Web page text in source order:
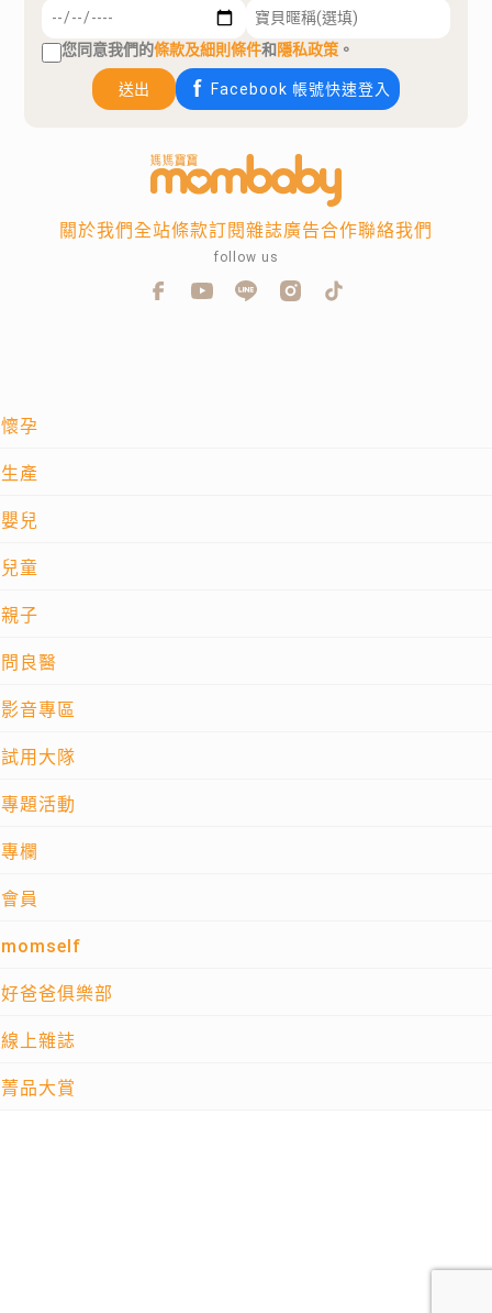
您同意我們的條款及細則條件和隱私政策 。
送出 Facebook 帳號快速登入
懷孕
生產
嬰兒
兒童
親子
問良醫
影音專區
試用大隊
專題活動
專欄
會員
momself
好爸爸俱樂部
線上雜誌
菁品大賞
關於我們全站條款訂閱雜誌廣告合作聯絡我們
follow us